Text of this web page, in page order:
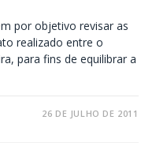
por objetivo revisar as
realizado entre o
para fins de equilibrar a
26 DE JULHO DE 2011